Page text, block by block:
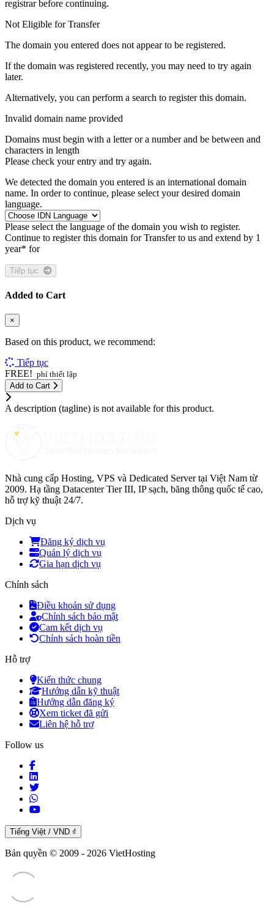
registrar before continuing.
Not Eligible for Transfer
The domain you entered does not appear to be registered.
If the domain was registered recently, you may need to try again
later.
Alternatively, you can perform a search to register this domain.
Invalid domain name provided
Domains must begin with a letter or a numberand be between and
characters in length
Please check your entry and try again.
We detected the domain you entered is an international domain
name. In order to continue, please select your desired domain
language.
Please select the language of the domain you wish to register.
Continue to register this domain for Transfer to us and extend by 1
year* for
Added to Cart
×
Based on this product, we recommend:
Tiếp tục
FREE! phí thiết lập
Add to Cart
A description (tagline) is not available for this product.
Nhà cung cấp Hosting, VPS và Dedicated Server tại Việt Nam từ
2009. Hạ tầng Datacenter Tier III, IP sạch, băng thông quốc tế cao,
hỗ trợ kỹ thuật 24/7.
Dịch vụ
Đăng ký dịch vụ
Quản lý dịch vụ
Gia hạn dịch vụ
Chính sách
Điều khoản sử dụng
Chính sách bảo mật
Cam kết dịch vụ
Chính sách hoàn tiền
Hỗ trợ
Kiến thức chung
Hướng dẫn kỹ thuật
Hướng dẫn đăng ký
Xem ticket đã gửi
Liên hệ hỗ trợ
Follow us
Tiếng Việt / VND ₫
Bản quyền © 2009 - 2026 VietHosting